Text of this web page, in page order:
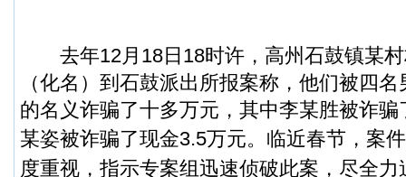
去年12月18日18时许，高州石鼓镇某村
（化名）到石鼓派出所报案称，他们被四
的名义诈骗了十多万元，其中李某胜被诈
某姿被诈骗了现金3.5万元。 临近春节，案
度重视，指示专案组迅速侦破此案，尽全